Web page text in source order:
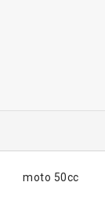
moto 50cc